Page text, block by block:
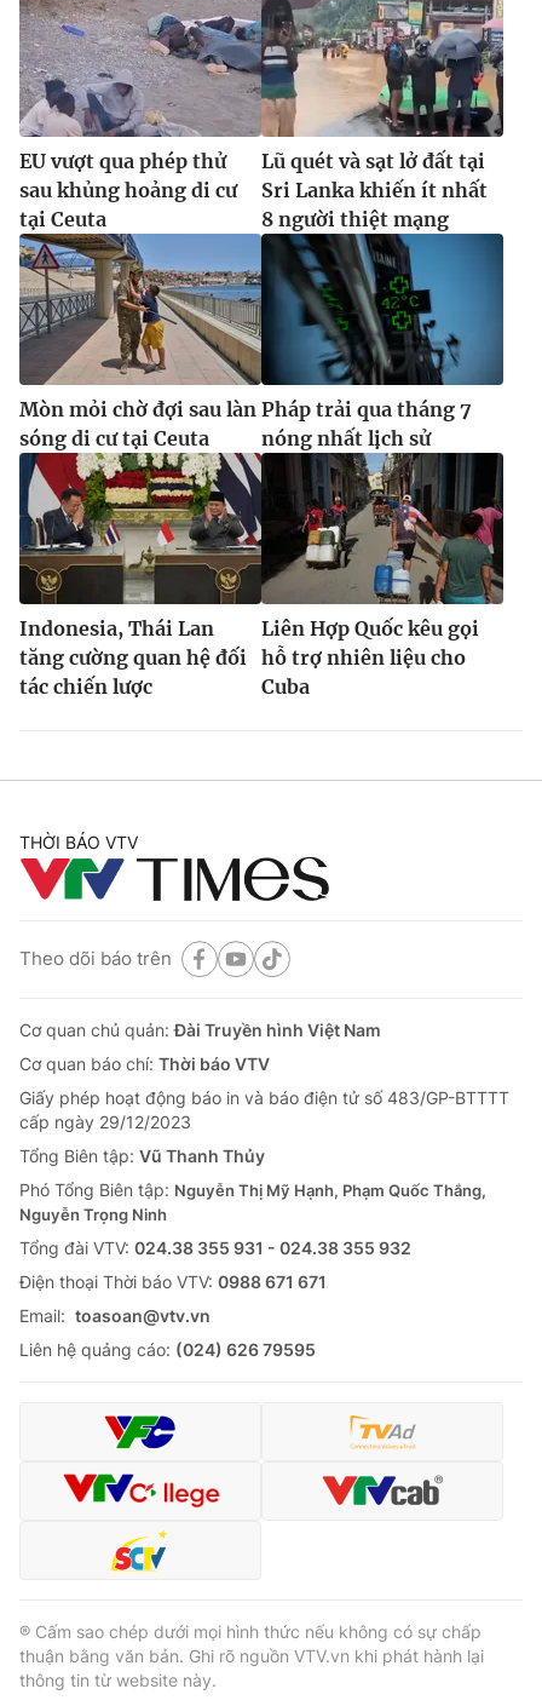
EU vượt qua phép thử
sau khủng hoảng di cư
tại Ceuta
Lũ quét và sạt lở đất tại
Sri Lanka khiến ít nhất
8 người thiệt mạng
Mòn mỏi chờ đợi sau làn
sóng di cư tại Ceuta
Pháp trải qua tháng 7
nóng nhất lịch sử
Indonesia, Thái Lan
tăng cường quan hệ đối
tác chiến lược
Liên Hợp Quốc kêu gọi
hỗ trợ nhiên liệu cho
Cuba
THỜI BÁO VTV
Theo dõi báo trên
Cơ quan chủ quản:Đài Truyền hình Việt Nam
Cơ quan báo chí: Thời báo VTV
Giấy phép hoạt động báo in và báo điện tử số 483/GP-BTTTT
cấp ngày 29/12/2023
Tổng Biên tập: Vũ Thanh Thủy
Phó Tổng Biên tập: Nguyễn Thị Mỹ Hạnh, Phạm Quốc Thắng,
Nguyễn Trọng Ninh
Tổng đài VTV: 024.38 355 931 - 024.38 355 932
Ðiện thoại Thời báo VTV: 0988 671 671
Email: toasoan@vtv.vn
Liên hệ quảng cáo: (024) 626 79595
® Cấm sao chép dưới mọi hình thức nếu không có sự chấp
thuận bằng văn bản. Ghi rõ nguồn VTV.vn khi phát hành lại
thông tin từ website này.